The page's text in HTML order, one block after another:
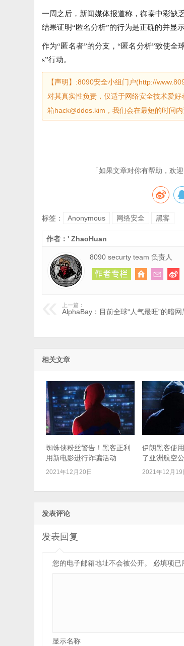
一周之后，新闻媒体报道称，御泰中彩缺
结果证明“匿名分析”的行为是正确的并显
作为“匿名者”的分支，“匿名分析”致使全
s”行动。
【声明】:8090安全小组门户(http://
对其真实性负责，仅适于网络安全技术爱
箱hack@ddos.kim，我们会在最短的时间内
「如果文章对你有帮助，欢
标签： Anonymous 网络安全 黑客
作者：' ZhaoHuan
8090 securty team 负责人
上一篇：
AlphaBay：目前全球“人气最旺”的暗网
相关文章
蜘蛛侠粉丝警告！黑客正利
用新电影进行诈骗活动
2021年12月20日
伊朗黑客使
了亚洲航空
2021年12月19
发表评论
发表回复
您的电子邮箱地址不会被公开。 必填项
显示名称